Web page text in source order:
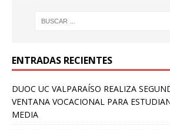
ENTRADAS RECIENTES
DUOC UC VALPARAÍSO REALIZA
VENTANA VOCACIONAL PARA
MEDIA